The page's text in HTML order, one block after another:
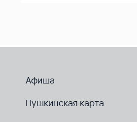
Афиша
Пушкинская карта